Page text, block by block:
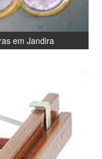
em Jandira